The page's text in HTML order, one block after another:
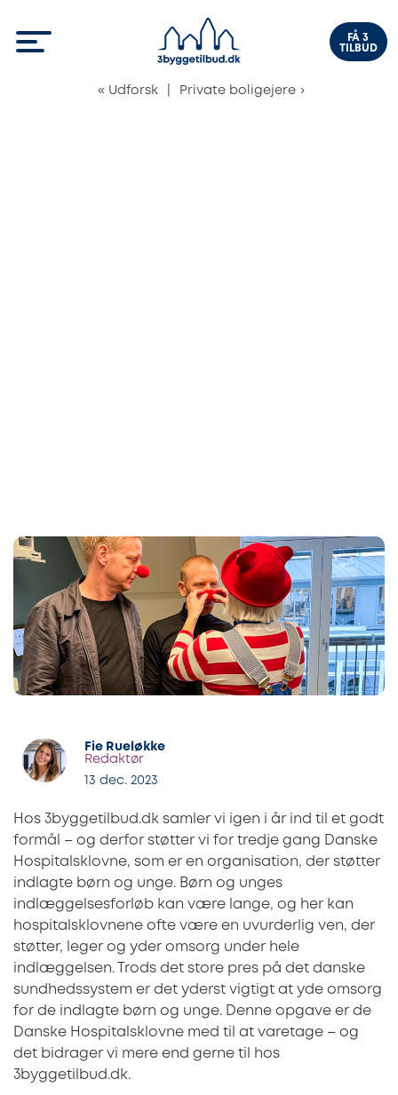
FÅ 3
TILBUD
« Udforsk Private boligejere ›
Fie Rueløkke
Redaktør
13 dec. 2023
Hos 3byggetilbud.dk samler vi igen i år ind til et godt
formål – og derfor støtter vi for tredje gang Danske
Hospitalsklovne, som er en organisation, der støtter
indlagte børn og unge. Børn og unges
indlæggelsesforløb kan være lange, og her kan
hospitalsklovnene ofte være en uvurderlig ven, der
støtter, leger og yder omsorg under hele
indlæggelsen. Trods det store pres på det danske
sundhedssystem er det yderst vigtigt at yde omsorg
for de indlagte børn og unge. Denne opgave er de
Danske Hospitalsklovne med til at varetage – og
det bidrager vi mere end gerne til hos
3byggetilbud.dk.